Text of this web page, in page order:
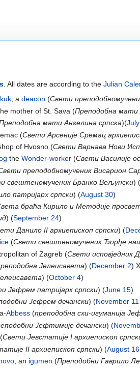
. All dates are according to the Julian
, adeacon (Свети
mother of St. Sava (Преподобна мати
мати Ангелина српска)(
(Свети Арсеније Сремац
of Hvosno (Свети Варнава Нови
theWonder-worker (Свети Василије
преподобномученик Висарион
свештеномученик Бранко Вељунски)
патријарх српски) (August 30)
браћа Кирило и Методије
) (September 24)
Данило II архиепископ српски) (
(Свети свештеномученик Ђорђе
of Zagreb (Cвети исповједник
Јелеисавета) (December 2)
) (October 4)
Јефрем патријарх српски) (June 15)
Јефрем дечански) (November 11
Abbess (преподобнa схи-игуманија
Јефтимије дечански) (
(Свети Јевстатије I архиепископ
II архиепископ српски) (August 16
, an igumen (Преподобни Гаврило